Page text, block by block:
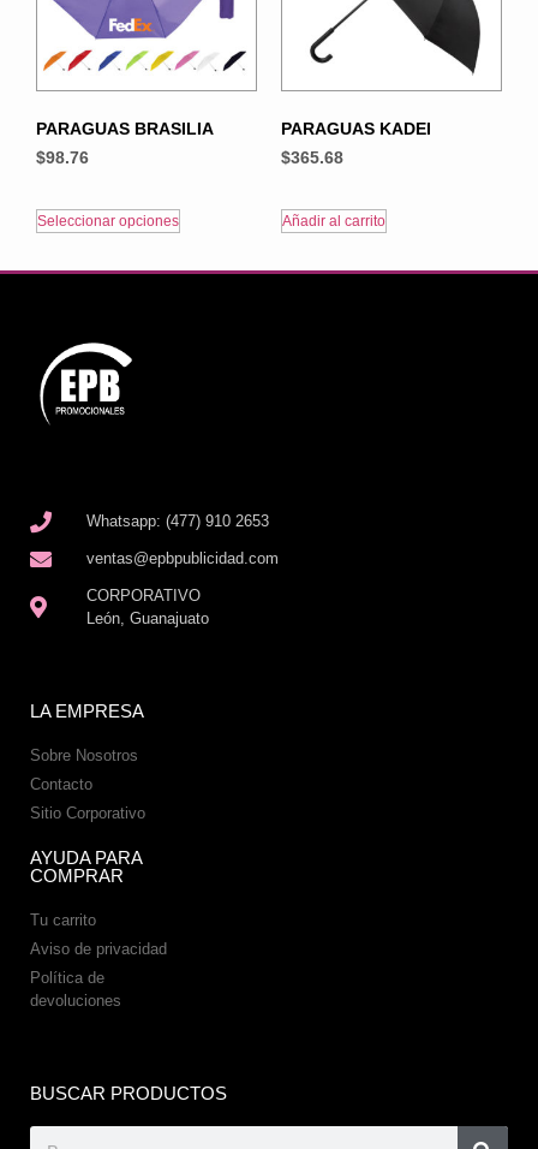
PARAGUAS BRASILIA
$98.76
Seleccionar opciones
PARAGUAS KADEI
$365.68
Añadir al carrito
Whatsapp: (477) 910 2653
ventas@epbpublicidad.com
CORPORATIVO
León, Guanajuato
LA EMPRESA
Sobre Nosotros
Contacto
Sitio Corporativo
AYUDA PARA
COMPRAR
Tu carrito
Aviso de privacidad
Política de
devoluciones
BUSCAR PRODUCTOS